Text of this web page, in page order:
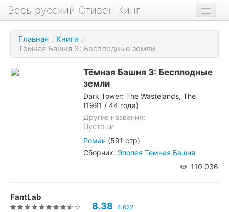
Весь русский Стивен Кинг
Книги
Фильмы
Аудиокниги
Главная / Книги /
Тёмная Башня 3: Бесплодные земли
Тёмная Башня 3: Бесплодные
земли
Dark Tower: The Wastelands, The
(1991 / 44 года)
Другие названия:
Пустоши
Роман (591 стр)
Сборник: Эпопея Темная Башня
110 036
FantLab
8.38 4 622